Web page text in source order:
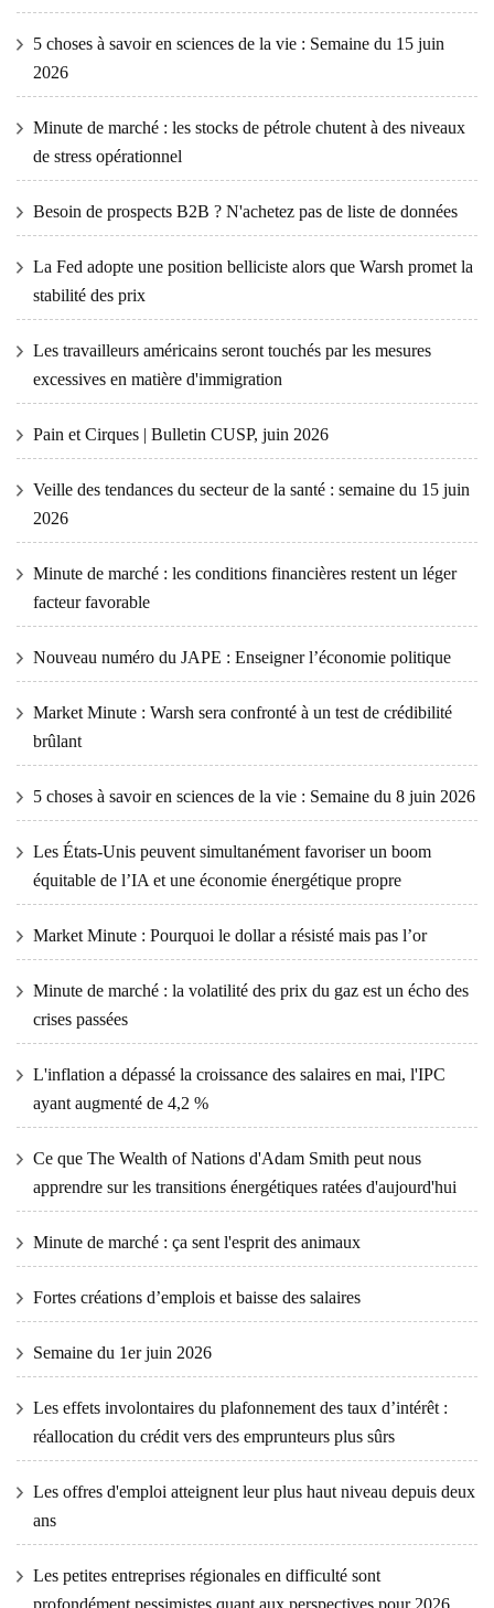
5 choses à savoir en sciences de la vie : Semaine du 15 juin
2026
Minute de marché : les stocks de pétrole chutent à des niveaux
de stress opérationnel
Besoin de prospects B2B ? N'achetez pas de liste de données
La Fed adopte une position belliciste alors que Warsh promet la
stabilité des prix
Les travailleurs américains seront touchés par les mesures
excessives en matière d'immigration
Pain et Cirques | Bulletin CUSP, juin 2026
Veille des tendances du secteur de la santé : semaine du 15 juin
2026
Minute de marché : les conditions financières restent un léger
facteur favorable
Nouveau numéro du JAPE : Enseigner l’économie politique
Market Minute : Warsh sera confronté à un test de crédibilité
brûlant
5 choses à savoir en sciences de la vie : Semaine du 8 juin 2026
Les États-Unis peuvent simultanément favoriser un boom
équitable de l’IA et une économie énergétique propre
Market Minute : Pourquoi le dollar a résisté mais pas l’or
Minute de marché : la volatilité des prix du gaz est un écho des
crises passées
L'inflation a dépassé la croissance des salaires en mai, l'IPC
ayant augmenté de 4,2 %
Ce que The Wealth of Nations d'Adam Smith peut nous
apprendre sur les transitions énergétiques ratées d'aujourd'hui
Minute de marché : ça sent l'esprit des animaux
Fortes créations d’emplois et baisse des salaires
Semaine du 1er juin 2026
Les effets involontaires du plafonnement des taux d’intérêt :
réallocation du crédit vers des emprunteurs plus sûrs
Les offres d'emploi atteignent leur plus haut niveau depuis deux
ans
Les petites entreprises régionales en difficulté sont
profondément pessimistes quant aux perspectives pour 2026